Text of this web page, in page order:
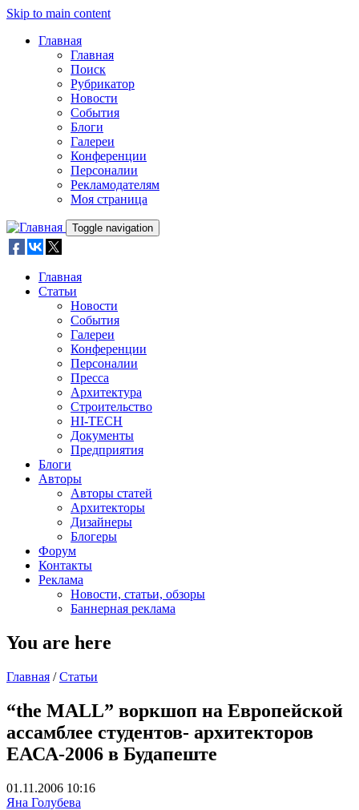
Skip to main content
Главная
Главная
Поиск
Рубрикатор
Новости
События
Блоги
Галереи
Конференции
Персоналии
Рекламодателям
Моя страница
Toggle navigation
Главная
Статьи
Новости
События
Галереи
Конференции
Персоналии
Пресса
Архитектура
Строительство
HI-TECH
Документы
Предприятия
Блоги
Авторы
Авторы статей
Архитекторы
Дизайнеры
Блогеры
Форум
Контакты
Реклама
Новости, статьи, обзоры
Баннерная реклама
You are here
Главная / Статьи
“the MALL” воркшоп на Европейской
ассамблее студентов- архитекторов
ЕАСА-2006 в Будапеште
01.11.2006 10:16
Яна Голубева